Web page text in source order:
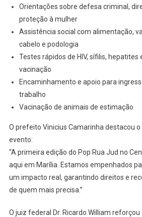
Orientações sobre defesa criminal,
proteção à mulher
Assistência social com alimentação,
cabelo e podologia
Testes rápidos de HIV, sífilis, hepatites
vacinação
Encaminhamento e apoio para
trabalho
Vacinação de animais de estimação
O prefeito Vinicius Camarinha destacou
evento:
“A primeira edição do Pop Rua Jud no
aqui em Marília. Estamos empenhados
um impacto real, garantindo direitos e
de quem mais precisa.”
O juiz federal Dr. Ricardo William